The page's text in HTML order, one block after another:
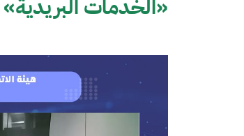
«الخدمات